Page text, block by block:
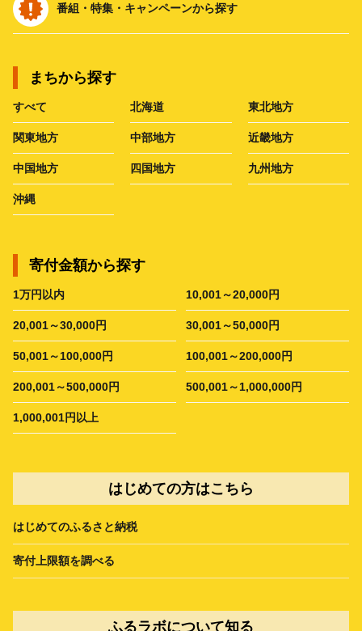
番組・特集・キャンペーンから探す
まちから探す
すべて 北海道 東北地方
関東地方 中部地方 近畿地方
中国地方 四国地方 九州地方
沖縄
寄付金額から探す
1万円以内 10,001～20,000円
20,001～30,000円 30,001～50,000円
50,001～100,000円 100,001～200,000円
200,001～500,000円 500,001～1,000,000円
1,000,001円以上
はじめての方はこちら
はじめてのふるさと納税
寄付上限額を調べる
ふるラボについて知る